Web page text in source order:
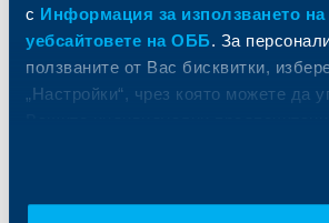
с Информация за използването на
уебсайтовете на ОББ. За
ползваните от Вас бисквитки,
„Настройки“, чрез която можете да
Спестявания и инвестиции
Частно банкиране
Застраховки
Актуализация на клиентски данни
ПОС
Пазари,
и